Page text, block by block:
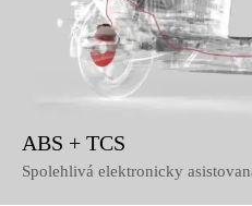
ABS + TCS
Spolehlivá elektronicky